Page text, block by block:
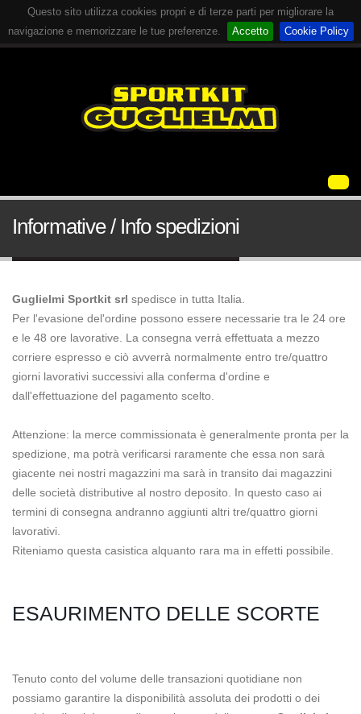
Questo sito utilizza cookies propri e di terze parti per migliorare la
navigazione e memorizzare le tue preferenze.
Accetto Cookie Policy
Informative / Info spedizioni
Guglielmi Sportkit srl spedisce in tutta Italia.
Per l'evasione del'ordine possono essere necessarie tra le 24 ore
e le 48 ore lavorative. La consegna verrà effettuata a mezzo
corriere espresso e ciò avverrà normalmente entro tre/quattro
giorni lavorativi successivi alla conferma d'ordine e
dall'effettuazione del pagamento scelto.
Attenzione: la merce commissionata è generalmente pronta per la
spedizione, ma potrà verificarsi raramente che essa non sarà
giacente nei nostri magazzini ma sarà in transito dai magazzini
delle società distributive al nostro deposito. In questo caso ai
termini di consegna andranno aggiunti altri tre/quattro giorni
lavorativi.
Riteniamo questa casistica alquanto rara ma in effetti possibile.
ESAURIMENTO DELLE SCORTE
Tenuto conto del volume delle transazioni quotidiane non
possiamo garantire la disponibilità assoluta dei prodotti o dei